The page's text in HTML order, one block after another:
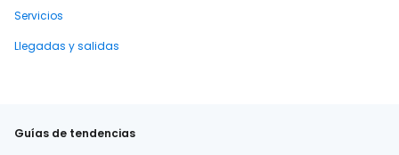
Servicios
Llegadas y salidas
Guías de tendencias